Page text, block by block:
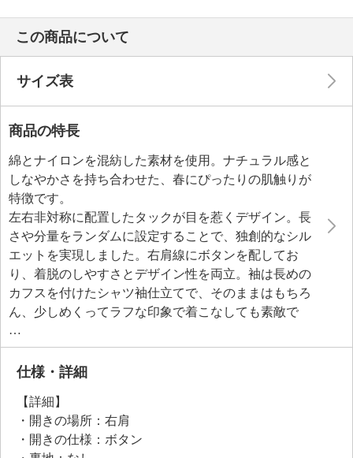
この商品について
サイズ表
商品の特長
綿とナイロンを混紡した素材を使用。ナチュラル感と
しなやかさを持ち合わせた、春にぴったりの肌触りが
特徴です。
左右非対称に配置したタックが目を惹くデザイン。長
さや分量をランダムに設定することで、独創的なシル
エットを実現しました。右肩線にボタンを配してお
り、着脱のしやすさとデザイン性を両立。袖は長めの
カフスを付けたシャツ袖仕立てで、そのままはもちろ
ん、少しめくってラフな印象で着こなしても素敵で
す。
裾をアシンメトリーに仕立てることで、オリジナリテ
ィを演出。後ろ姿はあえてすっきりとシンプルに仕立
仕様・詳細
【詳細】
・開きの場所：右肩
・開きの仕様：ボタン